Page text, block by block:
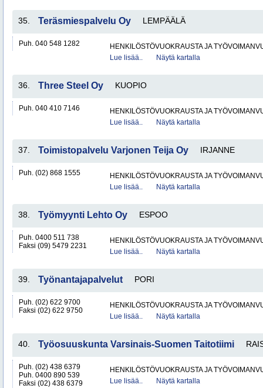
35. Teräsmiespalvelu Oy LEMPÄÄLÄ
Puh. 040 548 1282
HENKILÖSTÖVUOKRAUSTA JA
Lue lisää..
Näytä kartalla
36. Three Steel Oy KUOPIO
Puh. 040 410 7146
HENKILÖSTÖVUOKRAUSTA JA
Lue lisää..
Näytä kartalla
37. Toimistopalvelu Varjonen Teija Oy IRJANNE
Puh. (02) 868 1555
HENKILÖSTÖVUOKRAUSTA JA
Lue lisää..
Näytä kartalla
38. Työmyynti Lehto Oy ESPOO
Puh. 0400 511 738
Faksi (09) 5479 2231
HENKILÖSTÖVUOKRAUSTA JA
Lue lisää..
Näytä kartalla
39. Työnantajapalvelut PORI
Puh. (02) 622 9700
Faksi (02) 622 9750
HENKILÖSTÖVUOKRAUSTA JA
Lue lisää..
Näytä kartalla
40. Työosuuskunta Varsinais-Suomen Taitotiimi
Puh. (02) 438 6379
Puh. 0400 890 539
Faksi (02) 438 6379
HENKILÖSTÖVUOKRAUSTA JA
Lue lisää..
Näytä kartalla